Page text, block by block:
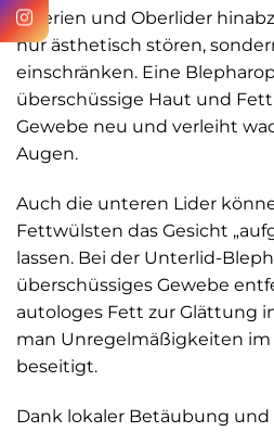
Arterien und Oberlider
nur ästhetisch stören,
einschränken. Eine
überschüssige Haut und
Gewebe neu und verleiht
Augen.
Auch die unteren Lider
Fettwülsten das Gesicht
lassen. Bei der Unterlid-
überschüssiges Gewebe
autologes Fett zur Glättung
man Unregelmäßigkeiten im
beseitigt.
Dank lokaler Betäubung und